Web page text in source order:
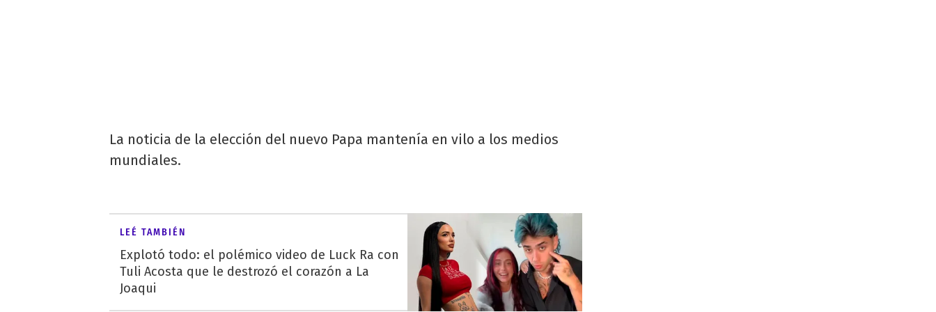
La noticia de la elección del nuevo Papa mantenía en vilo a los medios
mundiales.
LEÉ TAMBIÉN
Explotó todo: el polémico video de Luck Ra con
Tuli Acosta que le destrozó el corazón a La
Joaqui